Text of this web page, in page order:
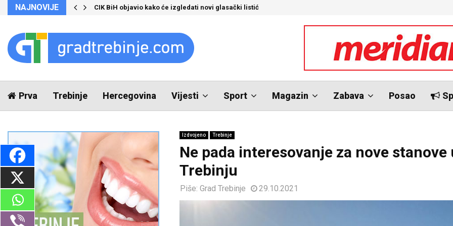
NAJNOVIJE CIK BiH objavio kako će izgledati novi glasački listić
Prva Trebinje Hercegovina Vijesti Sport Magazin Zabava Posao
Izdvojeno Trebinje
Ne pada interesovanje za nove stanove
Trebinju
Piše: Grad Trebinje 29.10.2021